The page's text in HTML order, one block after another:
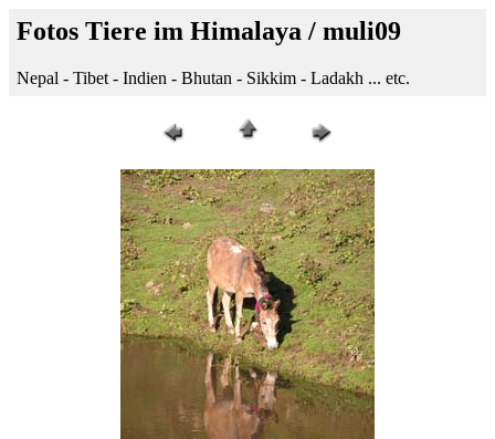
Fotos Tiere im Himalaya / muli09
Nepal - Tibet - Indien - Bhutan - Sikkim - Ladakh ... etc.